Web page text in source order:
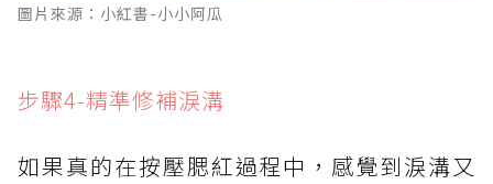
圖片來源：小紅書-小小阿瓜
步驟4-精準修補淚溝
如果真的在按壓腮紅過程中，感覺到淚溝又